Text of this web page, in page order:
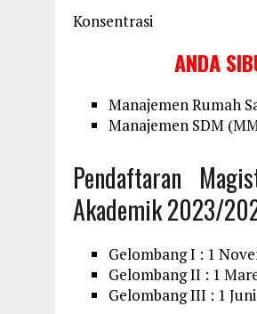
Konsentrasi
ANDA
Manajemen Rumah
Manajemen SDM
Pendaftaran
Akademik 2023/
Gelombang I : 1
Gelombang II : 1
Gelombang III : 1